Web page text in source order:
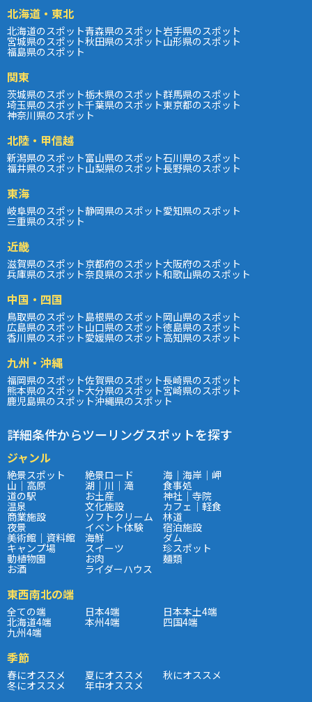
北海道・東北
北海道のスポット青森県のスポット岩手県のスポット
宮城県のスポット秋田県のスポット山形県のスポット
福島県のスポット
関東
茨城県のスポット栃木県のスポット群馬県のスポット
埼玉県のスポット千葉県のスポット東京都のスポット
神奈川県のスポット
北陸・甲信越
新潟県のスポット富山県のスポット石川県のスポット
福井県のスポット山梨県のスポット長野県のスポット
東海
岐阜県のスポット静岡県のスポット愛知県のスポット
三重県のスポット
近畿
滋賀県のスポット京都府のスポット大阪府のスポット
兵庫県のスポット奈良県のスポット和歌山県のスポット
中国・四国
鳥取県のスポット島根県のスポット岡山県のスポット
広島県のスポット山口県のスポット徳島県のスポット
香川県のスポット愛媛県のスポット高知県のスポット
九州・沖縄
福岡県のスポット佐賀県のスポット長崎県のスポット
熊本県のスポット大分県のスポット宮崎県のスポット
鹿児島県のスポット沖縄県のスポット
詳細条件からツーリングスポットを探す
ジャンル
絶景スポット 絶景ロード 海｜海岸｜岬
山｜高原 湖｜川｜滝 食事処
道の駅 お土産 神社｜寺院
温泉 文化施設 カフェ｜軽食
商業施設 ソフトクリーム 林道
夜景 イベント体験 宿泊施設
美術館｜資料館 海鮮 ダム
キャンプ場 スイーツ 珍スポット
動植物園 お肉 麺類
お酒 ライダーハウス
東西南北の端
全ての端 日本4端 日本本土4端
北海道4端 本州4端 四国4端
九州4端
季節
春にオススメ 夏にオススメ 秋にオススメ
冬にオススメ 年中オススメ